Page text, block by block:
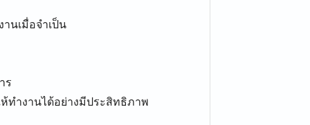
นเมื่อจำเป็น
ร
ทำงานได้อย่างมีประสิทธิภาพ